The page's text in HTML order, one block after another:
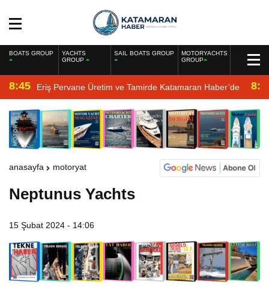
BOATS GROUP
YACHTS
GROUP
SAIL BOATS GROUP
MOTORYACHTS
GROUP
8:45 Eriş Pervane Üretim ve Tamirde Katamaran Haber’de
anasayfa motoryat
Neptunus Yachts
15 Şubat 2024 - 14:06